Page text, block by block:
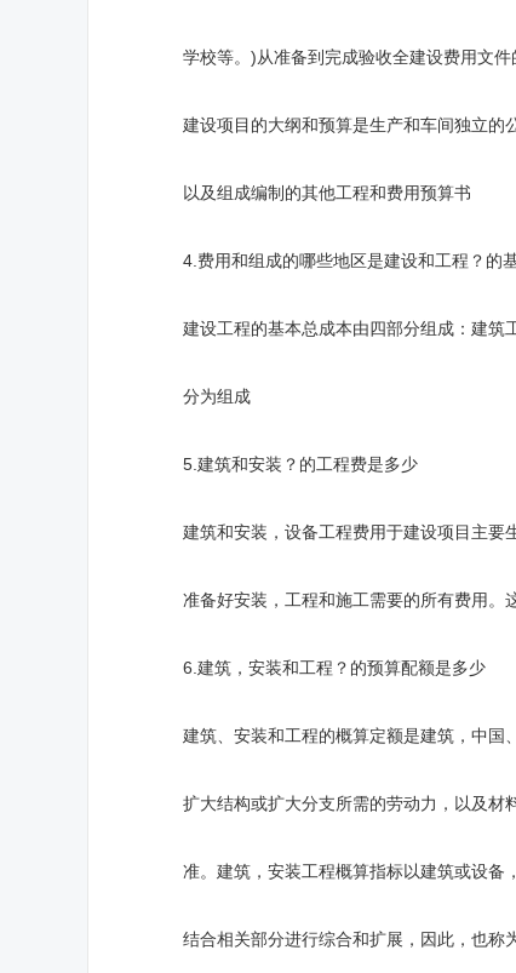
学校等。)从准备到完成验收全建设费用文件
建设项目的大纲和预算是生产和车间独立的
以及组成编制的其他工程和费用预算书
4.费用和组成的哪些地区是建设和工程？的
建设工程的基本总成本由四部分组成：建筑
分为组成
5.建筑和安装？的工程费是多少
建筑和安装，设备工程费用于建设项目主要
准备好安装，工程和施工需要的所有费用。
6.建筑，安装和工程？的预算配额是多少
建筑、安装和工程的概算定额是建筑，中国
扩大结构或扩大分支所需的劳动力，以及材
准。建筑，安装工程概算指标以建筑或设备
结合相关部分进行综合和扩展，因此，也称为